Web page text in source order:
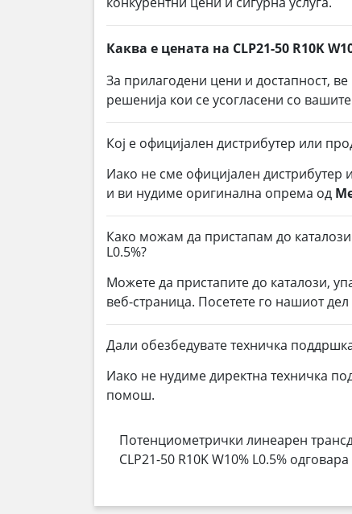
Каква е цената на CLP21-50 R10K
За прилагодени цени и достапност,
решенија кои се усогласени со
Кој е официјален дистрибутер или
Иако не сме официјален дистрибутер
и ви нудиме оригинална опрема од
Како можам да пристапам до каталози
L0.5%?
Можете да пристапите до каталози,
веб-страница. Посетете го нашиот
Дали обезбедувате техничка
Иако не нудиме директна техничка
помош.
Потенциометрички линеарен
CLP21-50 R10K W10% L0.5%